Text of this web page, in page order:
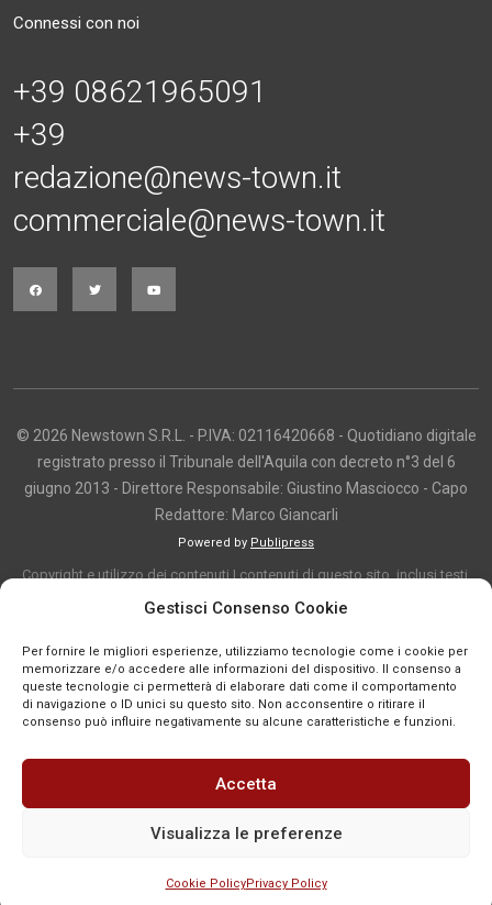
Gestisci Consenso Cookie
Per fornire le migliori esperienze, utilizziamo tecnologie come i cookie per
memorizzare e/o accedere alle informazioni del dispositivo. Il consenso a
queste tecnologie ci permetterà di elaborare dati come il comportamento
di navigazione o ID unici su questo sito. Non acconsentire o ritirare il
consenso può influire negativamente su alcune caratteristiche e funzioni.
Accetta
Visualizza le preferenze
Cookie PolicyPrivacy Policy
Connessi con noi
+39 08621965091
+39
redazione@news-town.it
commerciale@news-town.it
© 2026 Newstown S.R.L. - P.IVA: 02116420668 - Quotidiano digitale
registrato presso il Tribunale dell'Aquila con decreto n°3 del 6
giugno 2013 - Direttore Responsabile: Giustino Masciocco - Capo
Redattore: Marco Giancarli
Powered by Publipress
Copyright e utilizzo dei contenuti I contenuti di questo sito, inclusi testi,
articoli, immagini, fotografie, video e grafica, sono protetti da copyright e
indicazione. La riproduzione totale o parziale dei contenuti è consentita
solo previa autorizzazione o citando chiaramente la fonte, con link diretto
alla pagina originale, quando previsto. I contenuti provenienti da terze
parti sono pubblicati a fini informativi e restano di proprietà dei legittimi
titolari dei diritti. Se un contenuto viola diritti d’autore o norme vigenti, è
possibile segnalarlo per la verifica e l’eventuale rimozione tramite
comunicazione mail all'indirizzo redazione@news-town.it